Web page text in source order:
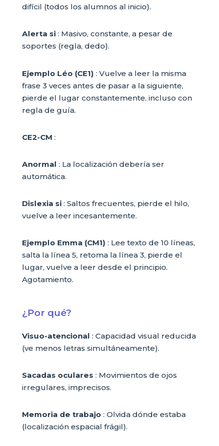
difícil (todos los alumnos al inicio).
Alerta si: Masivo, constante, a pesar de
soportes (regla, dedo).
Ejemplo Léo (CE1) : Vuelve a leer la misma
frase 3 veces antes de pasar a la siguiente,
pierde el lugar constantemente, incluso con
regla de guía.
CE2-CM :
Anormal : La localización debería ser
automática.
Dislexia si: Saltos frecuentes, pierde el hilo,
vuelve a leer incesantemente.
Ejemplo Emma (CM1) : Lee texto de 10 líneas,
salta la línea 5, retoma la línea 3, pierde el
lugar, vuelve a leer desde el principio.
Agotamiento.
¿Por qué?
Visuo-atencional : Capacidad visual reducida
(ve menos letras simultáneamente).
Sacadas oculares : Movimientos de ojos
irregulares, imprecisos.
Memoria de trabajo : Olvida dónde estaba
(localización espacial frágil).